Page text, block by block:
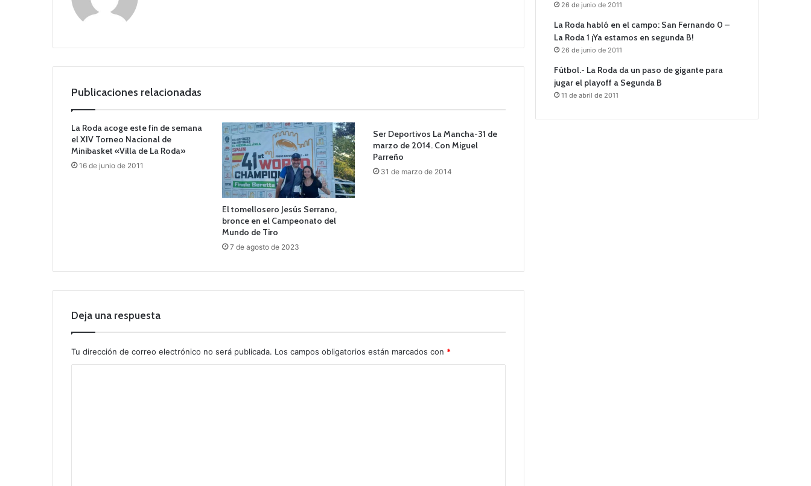
Publicaciones relacionadas
La Roda acoge este fin de semana
el XIV Torneo Nacional de
Minibasket «Villa de La Roda»
16 de junio de 2011
El tomellosero Jesús Serrano,
bronce en el Campeonato del
Mundo de Tiro
7 de agosto de 2023
Ser Deportivos La Mancha-31 de
marzo de 2014. Con Miguel
Parreño
31 de marzo de 2014
Deja una respuesta
Tu dirección de correo electrónico no será publicada. Los campos obligatorios están marcados con *
26 de junio de 2011
La Roda habló en el campo: San Fernando 0 –
La Roda 1 ¡Ya estamos en segunda B!
26 de junio de 2011
Fútbol.- La Roda da un paso de gigante para
jugar el playoff a Segunda B
11 de abril de 2011